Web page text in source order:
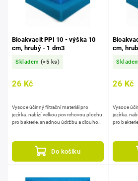
Bioakvacit PPI 10 - výška 10
cm, hrubý - 1 dm3
Skladem (>5 ks)
26 Kč
Do košíku
Vysoce účinný filtrační materiál pro
jezírka. nabízí velkou povrchovou plochu
pro bakterie, snadnou údržbu a dlouhou
cm,
26 Kč
Vysoce
jezírka. nabízí velkou povrchovou plochu
pro